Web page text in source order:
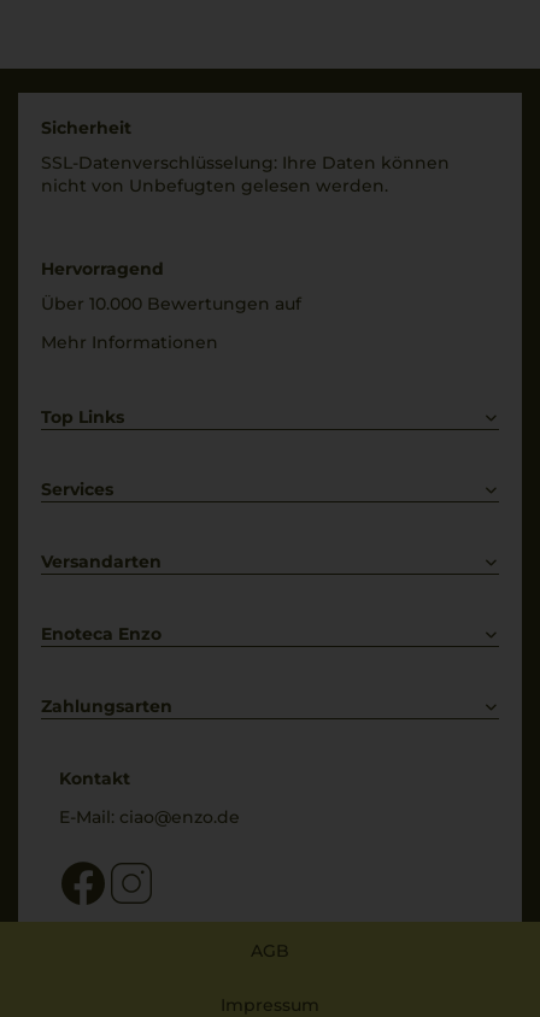
Alkoholgehalt
13 % Vol.
Geschmack
trocken
Sicherheit
SSL-Daten­verschlüs­selung: Ihre Daten können
nicht von Unbe­fugten gelesen werden.
Hervorragend
Über 10.000 Bewertungen auf
Mehr Informationen
Top Links
Weißwein
Services
Kontakt
Versandarten
Enoteca Enzo
Bewertungs-Richtlinien
Zahlungsarten
Kontakt
E-Mail: ciao@enzo.de
AGB
Impressum